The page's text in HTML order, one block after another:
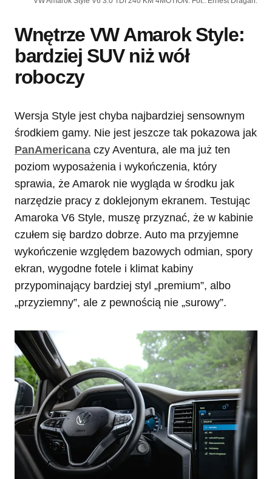
Wnętrze VW Amarok Style:
bardziej SUV niż wół
roboczy
Wersja Style jest chyba najbardziej sensownym
środkiem gamy. Nie jest jeszcze tak pokazowa jak
PanAmericana czy Aventura, ale ma już ten
poziom wyposażenia i wykończenia, który
sprawia, że Amarok nie wygląda w środku jak
narzędzie pracy z doklejonym ekranem. Testując
Amaroka V6 Style, muszę przyznać, że w kabinie
czułem się bardzo dobrze. Auto ma przyjemne
wykończenie względem bazowych odmian, spory
ekran, wygodne fotele i klimat kabiny
przypominający bardziej styl „premium”, albo
„przyziemny”, ale z pewnością nie „surowy”.